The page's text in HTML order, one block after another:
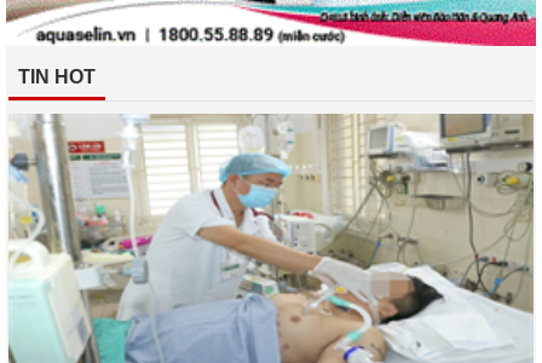
TIN HOT